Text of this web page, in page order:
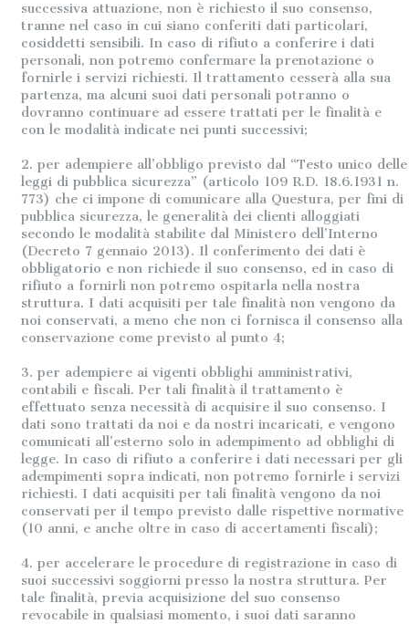
successiva attuazione, non è richiesto il suo consenso,
tranne nel caso in cui siano conferiti dati particolari,
cosiddetti sensibili. In caso di rifiuto a conferire i dati
personali, non potremo confermare la prenotazione o
fornirle i servizi richiesti. Il trattamento cesserà alla sua
partenza, ma alcuni suoi dati personali potranno o
dovranno continuare ad essere trattati per le finalità e
con le modalità indicate nei punti successivi;
2. per adempiere all’obbligo previsto dal “Testo unico delle
leggi di pubblica sicurezza” (articolo 109 R.D. 18.6.1931 n.
773) che ci impone di comunicare alla Questura, per fini di
pubblica sicurezza, le generalità dei clienti alloggiati
secondo le modalità stabilite dal Ministero dell’Interno
(Decreto 7 gennaio 2013). Il conferimento dei dati è
obbligatorio e non richiede il suo consenso, ed in caso di
rifiuto a fornirli non potremo ospitarla nella nostra
struttura. I dati acquisiti per tale finalità non vengono da
noi conservati, a meno che non ci fornisca il consenso alla
conservazione come previsto al punto 4;
3. per adempiere ai vigenti obblighi amministrativi,
contabili e fiscali. Per tali finalità il trattamento è
effettuato senza necessità di acquisire il suo consenso. I
dati sono trattati da noi e da nostri incaricati, e vengono
comunicati all’esterno solo in adempimento ad obblighi di
legge. In caso di rifiuto a conferire i dati necessari per gli
adempimenti sopra indicati, non potremo fornirle i servizi
richiesti. I dati acquisiti per tali finalità vengono da noi
conservati per il tempo previsto dalle rispettive normative
(10 anni, e anche oltre in caso di accertamenti fiscali);
4. per accelerare le procedure di registrazione in caso di
suoi successivi soggiorni presso la nostra struttura. Per
tale finalità, previa acquisizione del suo consenso
revocabile in qualsiasi momento, i suoi dati saranno